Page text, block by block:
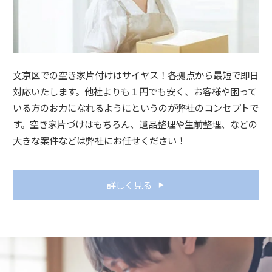
文京区での空き家片付けはサイヤス！各拠点から最短で即日
対応いたします。他社よりも１円でも安く、お客様や困って
いる方のお力になれるようにというのが弊社のコンセプトで
す。空き家片づけはもちろん、遺品整理や生前整理、などの
大きな案件などは弊社にお任せください！
詳しく見る